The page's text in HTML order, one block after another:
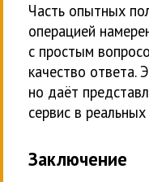
Часть опытных
операцией
с простым
качество ответа.
но даёт
сервис в
Заключение